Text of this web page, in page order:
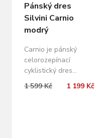
Pánský dres
Silvini Carnio
modrý
Carnio je pánský
celorozepínací
cyklistický dres
vyrobený z
prodyšného a
1 599 Kč 1 199 Kč